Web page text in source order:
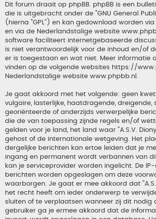
Dit forum draait op phpBB. phpBB is een
die is uitgebracht onder de “GNU General
(hierna “GPL”) en kan gedownload worden via
en via de Nederlandstalige website
software faciliteert internetgebaseerde
is niet verantwoordelijk voor de inhoud en/of
er is toegestaan en wat niet. Meer informatie
vinden op de volgende websites https://
Nederlandstalige website www.phpbb.nl
Je gaat akkoord met het volgende: geen
vulgaire, lasterlijke, haatdragende, dreigende,
georiënteerde of anderzijds verwerpelijke
die de van toepassing zijnde regels en/of
gelden voor je land, het land waar “A.S.V.
gehost of de internationale wetgeving. Het
dergelijke berichten kan ertoe leiden dat je
ingang en permanent wordt verbannen van
kan je serviceprovider worden ingelicht. De
berichten worden opgeslagen om deze
waarborgen. Je gaat er mee akkoord dat
het recht heeft om ieder onderwerp te
sluiten of te verplaatsen wanneer zij dit nodig
gebruiker ga je ermee akkoord dat de